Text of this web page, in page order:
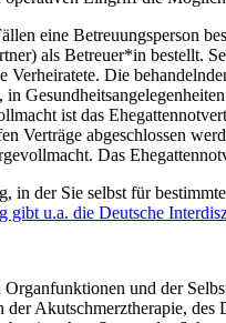
eine Betreuungsperson
als Betreuer*in bestellt.
Die
ist das
Verträge abgeschlossen
Das
der Sie selbst für
u.a. die Deutsche
und der
Akutschmerztherapie,